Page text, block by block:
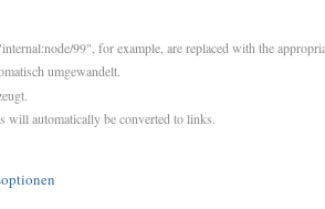
99", for example, are replaced with the
umgewandelt.
will automatically be converted to links.